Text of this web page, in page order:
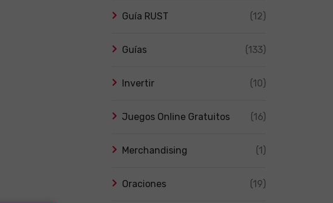
Guía RUST (12)
Guías (133)
Invertir (10)
Juegos Online Gratuitos (16)
Merchandising (1)
Oraciones (19)